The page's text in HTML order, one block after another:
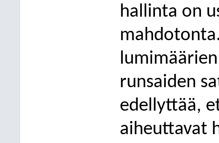
hallinta on
runsaiden
edellyttää,
aiheuttavat